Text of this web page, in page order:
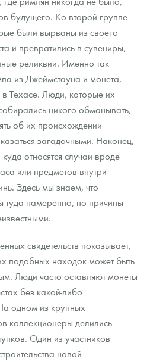
будущего. Ко второй группе
были вырваны из своего
и превратились в сувениры,
реликвии. Именно так
из Джеймстауна и монета,
Техасе. Люди, которые их
никого обманывать,
об их происхождении
загадочными. Наконец,
куда относятся случаи вроде
или предметов внутри
Здесь мы знаем, что
намеренно, но причины
свидетельств показывает,
подобных находок может быть
Люди часто оставляют монеты
без какой-либо
одном из крупных
коллекционеры делились
Один из участников
новой